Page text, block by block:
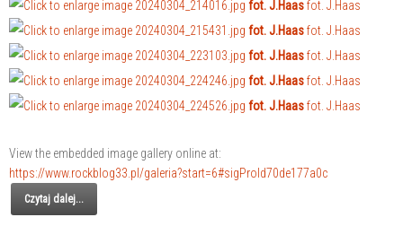
fot. J.Haasfot. J.Haas
fot. J.Haasfot. J.Haas
fot. J.Haasfot. J.Haas
fot. J.Haasfot. J.Haas
fot. J.Haasfot. J.Haas
View the embedded image gallery online at:
https://www.rockblog33.pl/galeria?start=6#sigProId70de177a0c
Czytaj dalej...